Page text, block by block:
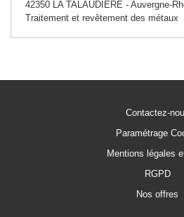
42350 LA TALAUDIERE - Auvergne-
Traitement et revêtement des métaux
Contactez-
Paramétrage
Mentions légales
RGPD
Nos offres